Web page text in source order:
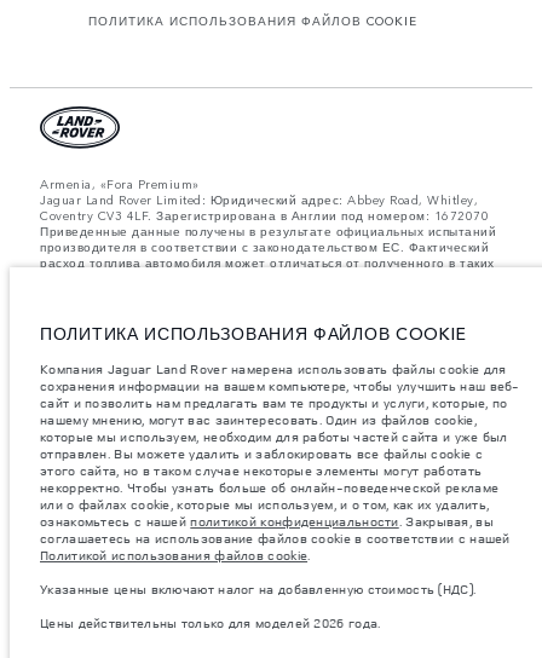
ПОЛИТИКА ИСПОЛЬЗОВАНИЯ ФАЙЛОВ COOKIE
Armenia, «Fora Premium»
Jaguar Land Rover Limited: Юридический адрес: Abbey Road, Whitley,
Coventry CV3 4LF. Зарегистрирована в Англии под номером: 1672070
Приведенные данные получены в результате официальных испытаний
производителя в соответствии с законодательством ЕС. Фактический
расход топлива автомобиля может отличаться от полученного в таких
изменены без предварительного уведомления. Пожалуйста, свяжитесь
с вашим местным дилером, чтобы узнать о наличии и ценах в вашем
Указанные значения массы соответствуют автомобилю в стандартной
комплектации. Аксессуары и другие элементы, установленные после
процесса производства автомобиля, влияют на полезную нагрузку.
Следите, чтобы полная разрешенная масса автомобиля и
максимальные нагрузки на оси не были превышены, когда к массе
самого автомобиля добавляется совокупный вес установленных
аксессуаров, пассажиров, рабочих жидкостей, топлива, а также
полезная нагрузка.
важное примечание в отношений изображений и спецификаций.В
настоящее время в мире наблюдается дефицит полупроводников,
который оказывает влияние на спецификации производимых
сроки производства. Ситуация меняется очень быстро. Поэтому
соответствовать доступным особенностям, опциям, комплектациям и
ПОЛИТИКА ИСПОЛЬЗОВАНИЯ ФАЙЛОВ COOKIE
Компания Jaguar Land Rover намерена использовать файлы cookie для
сохранения информации на вашем компьютере, чтобы улучшить наш веб-
сайт и позволить нам предлагать вам те продукты и услуги, которые, по
нашему мнению, могут вас заинтересовать. Один из файлов cookie,
которые мы используем, необходим для работы частей сайта и уже был
отправлен. Вы можете удалить и заблокировать все файлы cookie с
этого сайта, но в таком случае некоторые элементы могут работать
некорректно. Чтобы узнать больше об онлайн-поведенческой рекламе
или о файлах cookie, которые мы используем, и о том, как их удалить,
ознакомьтесь с нашейполитикой конфиденциальности. Закрывая, вы
соглашаетесь на использование файлов cookie в соответствии с нашей
Политикой использования файлов cookie.
Указанные цены включают налог на добавленную стоимость (НДС).
Цены действительны только для моделей 2026 года.